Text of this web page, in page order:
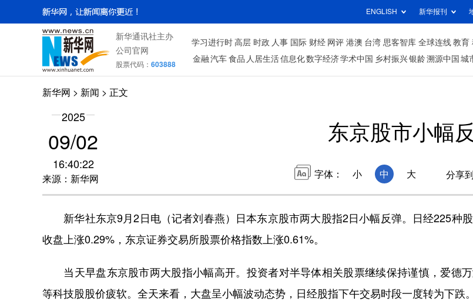
ENGLISH 新华报刊
新华通讯社主办
公司官网
股票代码： 603888
学习进行时 高层 时政 人事 国际 财经 网评 港澳 台湾 思客智库 全球连线 教育
金融 汽车 食品 人居生活信息化数字经济学术中国 乡村振兴银龄溯源中国 城
新华网 > 新闻 > 正文
2025
09/02
16:40:22
来源：新华网
东京股市小幅
字体： 小 中 大 分享到
新华社东京9月2日电（记者刘春燕）日本东京股市两大股指2日小幅反弹。日经225种
收盘上涨0.29%，东京证券交易所股票价格指数上涨0.61%。
当天早盘东京股市两大股指小幅高开。投资者对半导体相关股票继续保持谨慎，爱德万
等科技股股价疲软。全天来看，大盘呈小幅波动态势，日经股指下午交易时段一度转为下跌。